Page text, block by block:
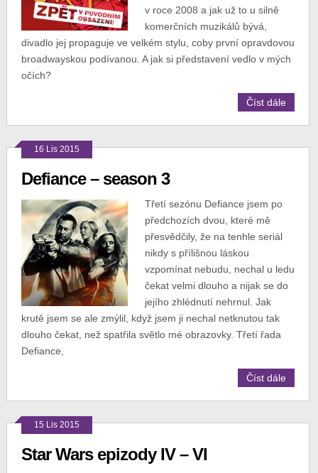
v roce 2008 a jak už to u silně
komerčních muzikálů bývá,
divadlo jej propaguje ve velkém stylu, coby první opravdovou
broadwayskou podívanou. A jak si představení vedlo v mých
očích?
Číst dále
16 Lis 2015
Defiance – season 3
Třetí sezónu Defiance jsem po
předchozích dvou, které mě
přesvědčily, že na tenhle seriál
nikdy s přílišnou láskou
vzpomínat nebudu, nechal u ledu
čekat velmi dlouho a nijak se do
jejího zhlédnutí nehrnul. Jak
krutě jsem se ale zmýlil, když jsem ji nechal netknutou tak
dlouho čekat, než spatřila světlo mé obrazovky. Třetí řada
Defiance,
Číst dále
15 Lis 2015
Star Wars epizody IV – VI